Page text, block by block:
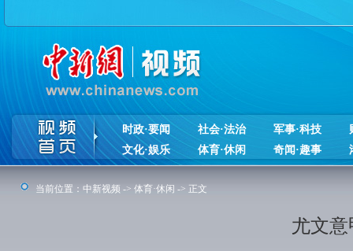
时政·要闻 社会·法治 军事·科技
文化·娱乐
体育·休闲 奇闻·趣事
当前位置： 中新视频 -> 体育·休闲 -> 正文
尤文